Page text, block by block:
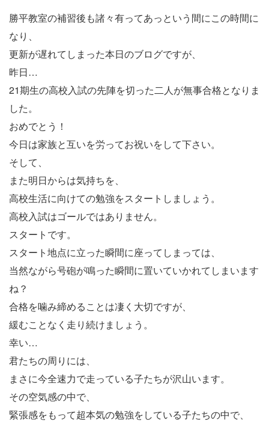
勝平教室の補習後も諸々有ってあっという間にこの時間に
なり、
更新が遅れてしまった本日のブログですが、
昨日…
21期生の高校入試の先陣を切った二人が無事合格となりま
した。
おめでとう！
今日は家族と互いを労ってお祝いをして下さい。
そして、
また明日からは気持ちを、
高校生活に向けての勉強をスタートしましょう。
高校入試はゴールではありません。
スタートです。
スタート地点に立った瞬間に座ってしまっては、
当然ながら号砲が鳴った瞬間に置いていかれてしまいます
ね？
合格を噛み締めることは凄く大切ですが、
緩むことなく走り続けましょう。
幸い…
君たちの周りには、
まさに今全速力で走っている子たちが沢山います。
その空気感の中で、
緊張感をもって超本気の勉強をしている子たちの中で、